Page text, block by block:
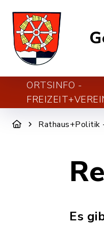
ORTSINFO -
Rathaus+Politik
Es